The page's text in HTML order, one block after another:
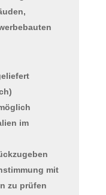
im
mit
zu prüfen